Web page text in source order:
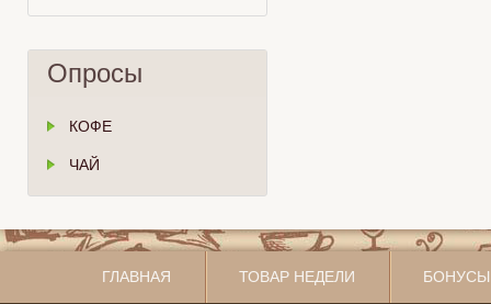
Опросы
КОФЕ
ЧАЙ
ГЛАВНАЯ ТОВАР НЕДЕЛИ